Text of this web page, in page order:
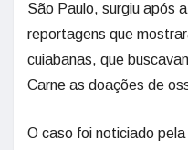
São Paulo, surgiu após
reportagens que
cuiabanas, que
Carne as doações de
O caso foi noticiado